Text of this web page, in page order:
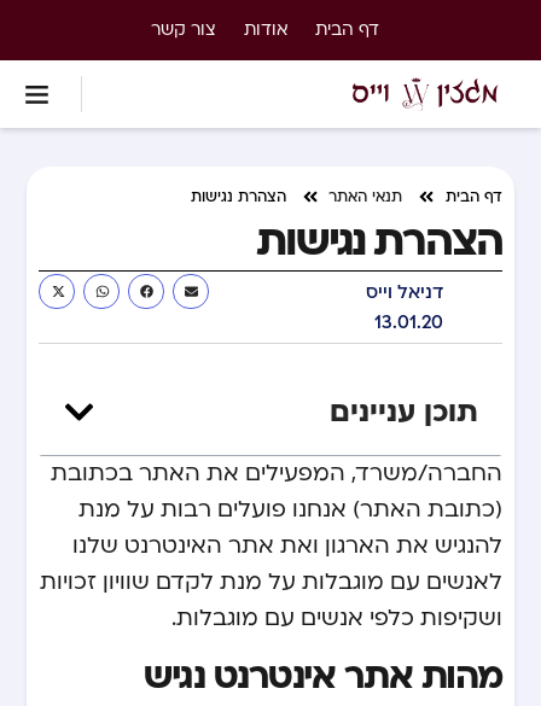
דף הבית אודות צור קשר
דף הבית תנאי האתר הצהרת נגישות
הצהרת נגישות
דניאל וייס
13.01.20
תוכן עניינים
החברה/משרד, המפעילים את האתר בכתובת
(כתובת האתר) אנחנו פועלים רבות על מנת
להנגיש את הארגון ואת אתר האינטרנט שלנו
לאנשים עם מוגבלות על מנת לקדם שוויון זכויות
ושקיפות כלפי אנשים עם מוגבלות.
מהות אתר אינטרנט נגיש